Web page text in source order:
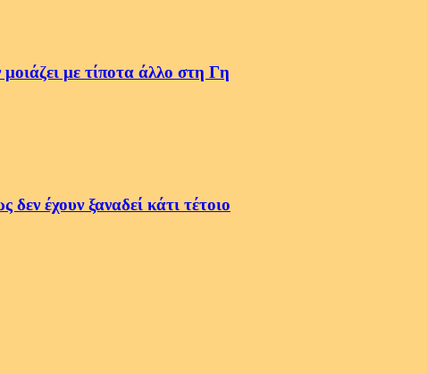
με τίποτα άλλο στη Γη
έχουν ξαναδεί κάτι τέτοιο